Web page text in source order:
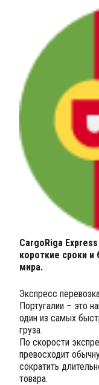
CargoRiga
короткие сроки
мира.
Экспресс
Португалии – это
один из самых
груза.
По скорости
превосходит
сократить
товара.